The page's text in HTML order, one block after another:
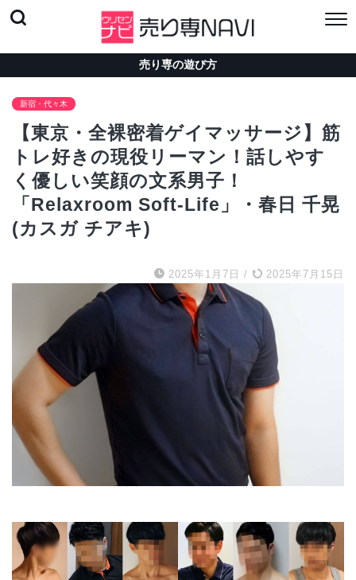
売り専の遊び方
新宿・代々木
【東京・全裸密着ゲイマッサージ】筋
トレ好きの現役リーマン！話しやす
く優しい笑顔の文系男子！
「Relaxroom Soft-Life」・春日 千晃
(カスガ チアキ)
2025年1月7日 / 2025年7月15日